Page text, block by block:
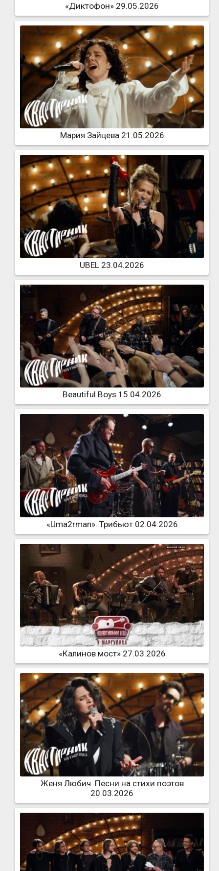
«Диктофон» 29.05.2026
Мария Зайцева 21.05.2026
UBEL 23.04.2026
Beautiful Boys 15.04.2026
«Uma2rman». Трибьют 02.04.2026
«Калинов мост» 27.03.2026
Женя Любич. Песни на стихи поэтов
20.03.2026